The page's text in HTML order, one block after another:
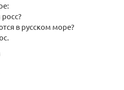
в русском море?